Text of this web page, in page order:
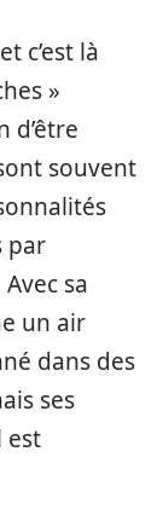
c’est là
»
d’être
souvent
par
sa
un air
dans des
ses
est